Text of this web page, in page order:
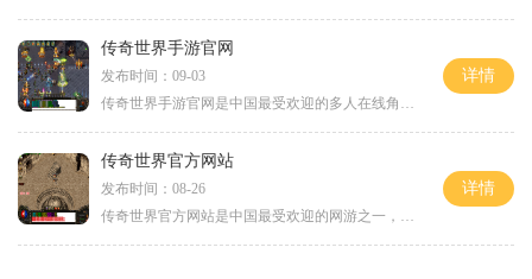
传奇世界手游官网
发布时间：09-03
传奇世界手游官网是中国最受欢迎的多人在线角色扮演游戏之一。作为传奇系列的最新力作，这款手游将经典的传奇世界带到了手机上，让玩家随时随地享受游戏的乐趣。无论是继续航
详情
传奇世界官方网站
发布时间：08-26
传奇世界官方网站是中国最受欢迎的网游之一，由盛大网络开发与运营。这款游戏于2001年上线，至今已经走过了20多个年头，也见证了中国网游产业的发展与繁荣。作为一款非常经典的
详情